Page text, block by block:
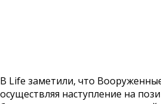
В Life заметили, что
осуществляя наступление на